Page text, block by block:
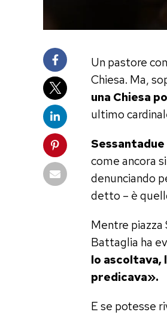
Un pastore
Chiesa. Ma,
una Chiesa
ultimo
come ancora
denunciando
detto – è
Mentre piazza
Battaglia ha
lo ascoltava,
predicava».
E se potesse